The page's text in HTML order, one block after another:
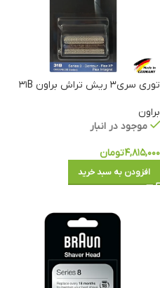
توری سری۳ ریش تراش براون ۳۱B
براون
موجود در انبار
۴,۸۱۵,۰۰۰تومان
افزودن به سبد خرید